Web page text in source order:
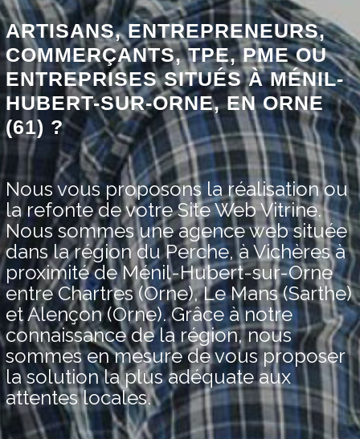
ARTISANS, ENTREPRENEURS,
COMMERÇANTS, TPE, PME OU
ENTREPRISES SITUÉS À MÉNIL-
HUBERT-SUR-ORNE, EN ORNE
(61) ?
Nous vous proposons la réalisation ou
la refonte de votre Site Web Vitrine.
Nous sommes une agence web située
dans la région du Perche, à Vichères à
proximité de Ménil-Hubert-sur-Orne
entre Chartres (Orne), Le Mans (Sarthe)
et Alençon (Orne). Grâce à notre
connaissance de la région, nous
sommes en mesure de vous proposer
la solution la plus adéquate aux
attentes locales.